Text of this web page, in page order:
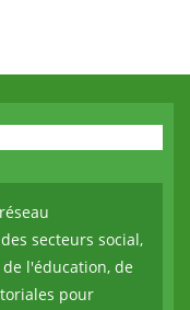
secteurs social,
l'éducation, de
pour